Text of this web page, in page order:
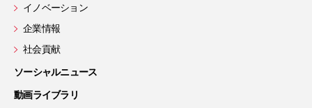
イノベーション
企業情報
社会貢献
ソーシャルニュース
動画ライブラリ